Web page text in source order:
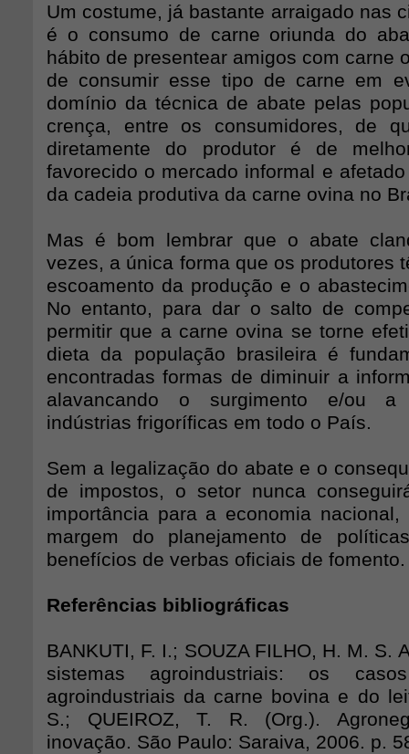
Um costume, já bastante arraigado nas
é o consumo de carne oriunda do
hábito de presentear amigos com carne
de consumir esse tipo de carne em
domínio da técnica de abate pelas
crença, entre os consumidores, de
diretamente do produtor é de
favorecido o mercado informal e
da cadeia produtiva da carne ovina no
Mas é bom lembrar que o abate
vezes, a única forma que os produtores
escoamento da produção e o
No entanto, para dar o salto de
permitir que a carne ovina se torne
dieta da população brasileira é
encontradas formas de diminuir a
alavancando o surgimento e/ou a
indústrias frigoríficas em todo o País.
Sem a legalização do abate e o
de impostos, o setor nunca
importância para a economia
margem do planejamento de
benefícios de verbas oficiais de fomento.
Referências bibliográficas
BANKUTI, F. I.; SOUZA FILHO, H. M. S.
sistemas agroindustriais: os
agroindustriais da carne bovina e do
S.; QUEIROZ, T. R. (Org.).
inovação. São Paulo: Saraiva, 2006. p.